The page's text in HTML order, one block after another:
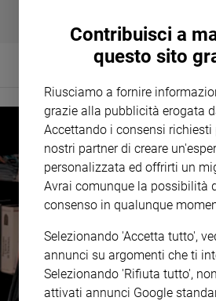
Contatti
Registrati
Redazione
Contribuisci a
questo sito
Riusciamo a fornire
grazie alla pubblicità erogata
Accettando i consensi richiesti
nostri partner di creare
personalizzata ed offrirti un
Avrai comunque la possibilità
consenso in qualunque
Selezionando 'Accetta tutto',
annunci su argomenti che ti
Selezionando 'Rifiuta tutto',
attivati annunci Google